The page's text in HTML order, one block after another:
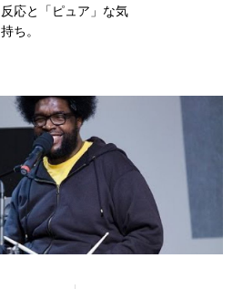
反応と「ピュア」な気
持ち。